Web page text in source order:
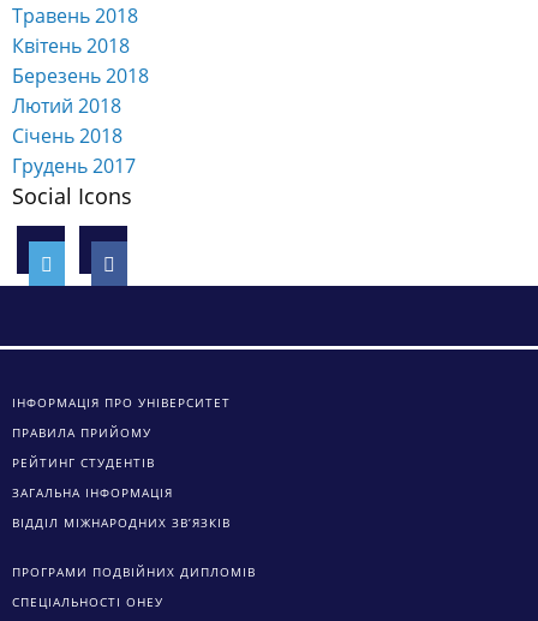
Травень 2018
Квітень 2018
Березень 2018
Лютий 2018
Січень 2018
Грудень 2017
Social Icons
ІНФОРМАЦІЯ ПРО УНІВЕРСИТЕТ
ПРАВИЛА ПРИЙОМУ
РЕЙТИНГ СТУДЕНТІВ
ЗАГАЛЬНА ІНФОРМАЦІЯ
ВІДДІЛ МІЖНАРОДНИХ ЗВ’ЯЗКІВ
ПРОГРАМИ ПОДВІЙНИХ ДИПЛОМІВ
СПЕЦІАЛЬНОСТІ ОНЕУ